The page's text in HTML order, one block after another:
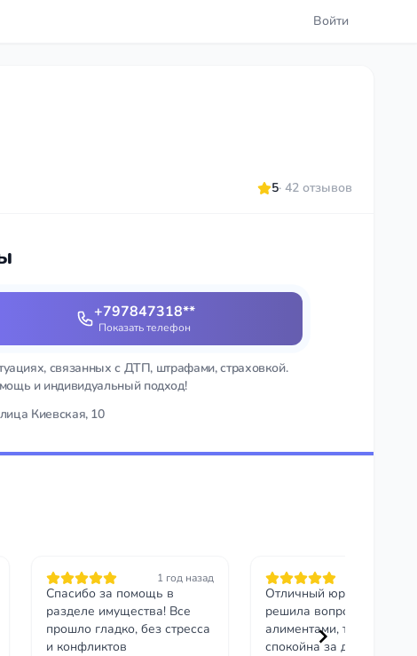
Войти
5· 42 отзывов
+797847318**
Показать телефон
связанных с ДТП, штрафами, страховкой.
и индивидуальный подход!
Киевская, 10
1 год назад
Спасибо за помощь в
разделе имущества! Все
прошло гладко, без стресса
и конфликтов
Отличный юрист! Быстро
решила вопрос с
алиментами, теперь я
спокойна за детей.